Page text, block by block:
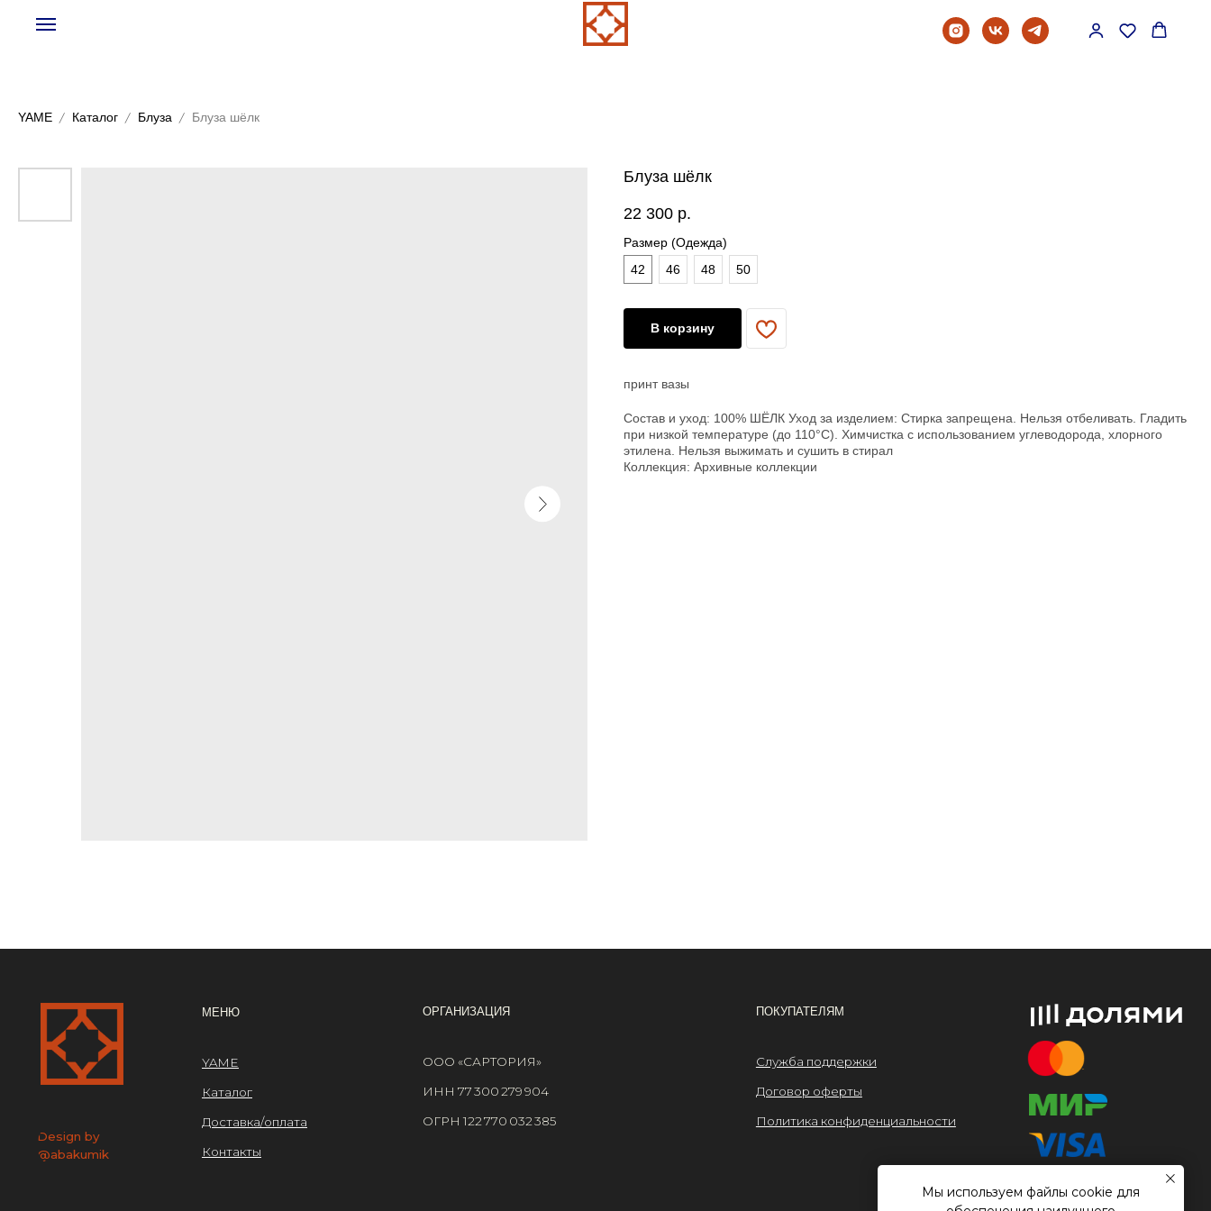
Мы используем файлы cookie для
YAME Каталог Блуза Блуза шёлк
Блуза шёлк
22 300 р.
Размер (Одежда)
42
46 48 50
В корзину
принт вазы
Состав и уход: 100% ШЁЛК Уход за изделием: Стирка запрещена. Нельзя отбеливать. Гладить
при низкой температуре (до 110°C). Химчистка с использованием углеводорода, хлорного
этилена. Нельзя выжимать и сушить в стирал
Коллекция: Архивные коллекции
YAME ООО «САРТОРИЯ» Служба поддержки
Design by
@abakumik